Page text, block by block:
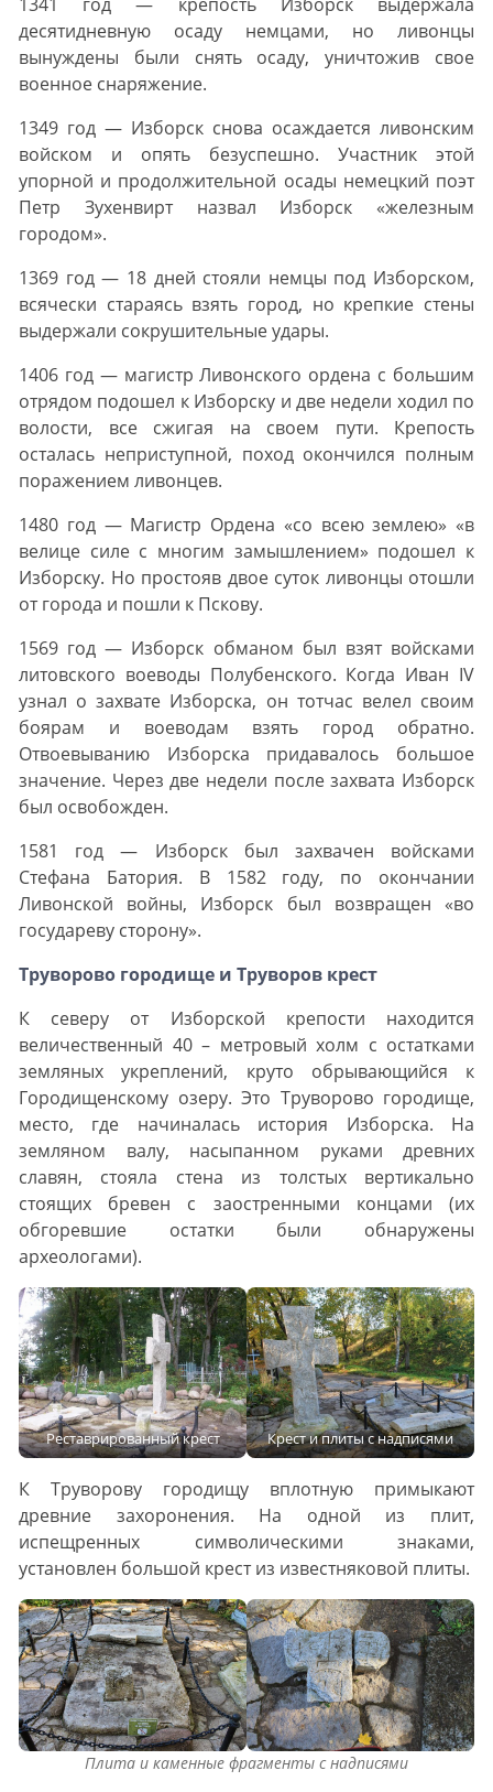
десятидневную осаду немцами, но ливонцы
вынуждены были снять осаду, уничтожив свое
военное снаряжение.
1349 год — Изборск снова осаждается ливонским
войском и опять безуспешно. Участник этой
упорной и продолжительной осады немецкий поэт
Петр Зухенвирт назвал Изборск «железным
городом».
1369 год — 18 дней стояли немцы под Изборском,
всячески стараясь взять город, но крепкие стены
выдержали сокрушительные удары.
1406 год — магистр Ливонского ордена с большим
отрядом подошел к Изборску и две недели ходил по
волости, все сжигая на своем пути. Крепость
осталась неприступной, поход окончился полным
поражением ливонцев.
1480 год — Магистр Ордена «со всею землею» «в
велице силе с многим замышлением» подошел к
Изборску. Но простояв двое суток ливонцы отошли
от города и пошли к Пскову.
1569 год — Изборск обманом был взят войсками
литовского воеводы Полубенского. Когда Иван IV
узнал о захвате Изборска, он тотчас велел своим
боярам и воеводам взять город обратно.
Отвоевыванию Изборска придавалось большое
значение. Через две недели после захвата Изборск
был освобожден.
1581 год — Изборск был захвачен войсками
Стефана Батория. В 1582 году, по окончании
Ливонской войны, Изборск был возвращен «во
государеву сторону».
Труворово городище и Труворов крест
К северу от Изборской крепости находится
величественный 40 – метровый холм с остатками
земляных укреплений, круто обрывающийся к
Городищенскому озеру. Это Труворово городище,
место, где начиналась история Изборска. На
земляном валу, насыпанном руками древних
славян, стояла стена из толстых вертикально
стоящих бревен с заостренными концами (их
обгоревшие остатки были обнаружены
археологами).
Реставрированный крест Крест и плиты с надписями
К Труворову городищу вплотную примыкают
древние захоронения. На одной из плит,
испещренных символическими знаками,
установлен большой крест из известняковой плиты.
Плита и каменные фрагменты с надписями